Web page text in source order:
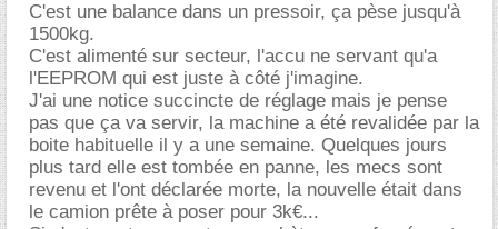
C'est une balance dans un pressoir, ça pèse jusqu'à
1500kg.
C'est alimenté sur secteur, l'accu ne servant qu'a
l'EEPROM qui est juste à côté j'imagine.
J'ai une notice succincte de réglage mais je pense
pas que ça va servir, la machine a été revalidée par la
boite habituelle il y a une semaine. Quelques jours
plus tard elle est tombée en panne, les mecs sont
revenu et l'ont déclarée morte, la nouvelle était dans
le camion prête à poser pour 3k€...